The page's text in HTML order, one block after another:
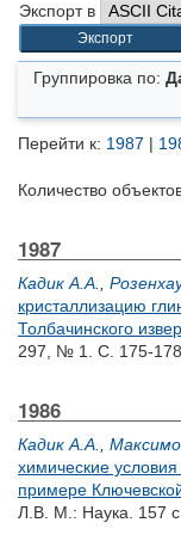
Экспорт в
Группировка по:
Перейти к: 1987 |
Количество
1987
Кадик А.А.
кристаллизацию
Толбачинского
297, № 1. С. 175-178.
1986
Кадик А.А.
химические
примере
Л.В. М.: Наука. 157 с.